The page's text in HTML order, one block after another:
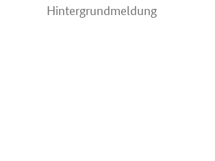
Hintergrundmeldung